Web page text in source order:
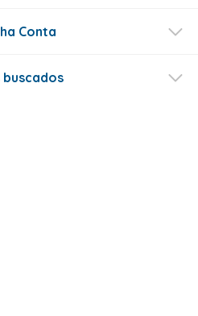
Conta
buscados